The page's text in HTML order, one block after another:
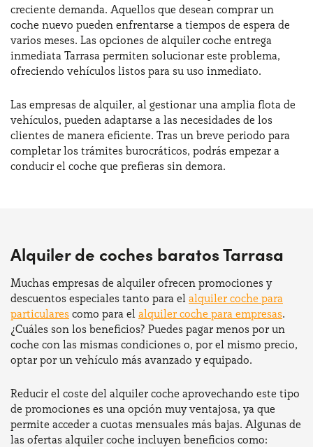
creciente demanda. Aquellos que desean comprar un
coche nuevo pueden enfrentarse a tiempos de espera de
varios meses. Las opciones de alquiler coche entrega
inmediata Tarrasa permiten solucionar este problema,
ofreciendo vehículos listos para su uso inmediato.
Las empresas de alquiler, al gestionar una amplia flota de
vehículos, pueden adaptarse a las necesidades de los
clientes de manera eficiente. Tras un breve periodo para
completar los trámites burocráticos, podrás empezar a
conducir el coche que prefieras sin demora.
Alquiler de coches baratos Tarrasa
Muchas empresas de alquiler ofrecen promociones y
descuentos especiales tanto para el alquiler coche para
particulares como para el alquiler coche para empresas.
¿Cuáles son los beneficios? Puedes pagar menos por un
coche con las mismas condiciones o, por el mismo precio,
optar por un vehículo más avanzado y equipado.
Reducir el coste del alquiler coche aprovechando este tipo
de promociones es una opción muy ventajosa, ya que
permite acceder a cuotas mensuales más bajas. Algunas de
las ofertas alquiler coche incluyen beneficios como: